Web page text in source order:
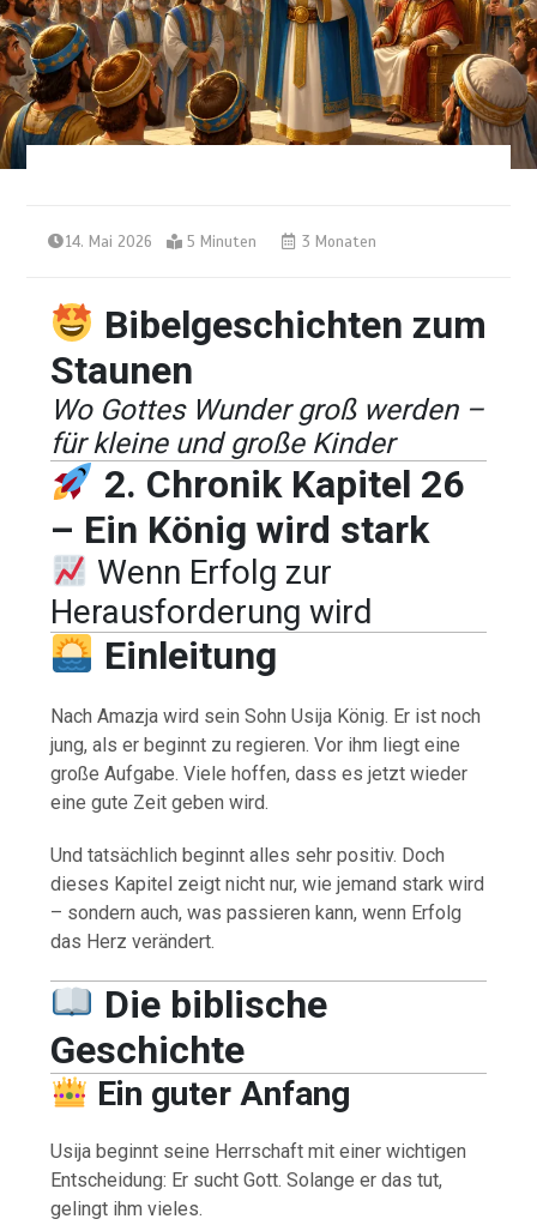
14. Mai 2026 5 Minuten 3 Monaten
Bibelgeschichten zum
Staunen
Wo Gottes Wunder groß werden –
für kleine und große Kinder
2. Chronik Kapitel 26
– Ein König wird stark
Wenn Erfolg zur
Herausforderung wird
Einleitung
Nach Amazja wird sein Sohn Usija König. Er ist noch
jung, als er beginnt zu regieren. Vor ihm liegt eine
große Aufgabe. Viele hoffen, dass es jetzt wieder
eine gute Zeit geben wird.
Und tatsächlich beginnt alles sehr positiv. Doch
dieses Kapitel zeigt nicht nur, wie jemand stark wird
– sondern auch, was passieren kann, wenn Erfolg
das Herz verändert.
Die biblische
Geschichte
Ein guter Anfang
Usija beginnt seine Herrschaft mit einer wichtigen
Entscheidung: Er sucht Gott. Solange er das tut,
gelingt ihm vieles.